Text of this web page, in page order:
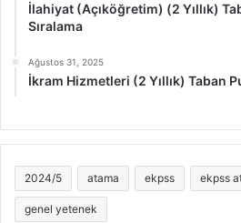
İlahiyat (Açıköğretim) (2 Yıllık)
Sıralama
Ağustos 31, 2025
İkram Hizmetleri (2 Yıllık) Taban
2024/5 atama ekpss ekpss
genel yetenek